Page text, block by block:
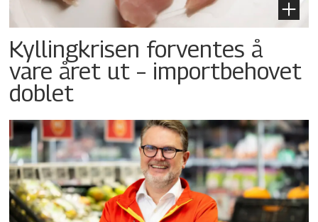
Kyllingkrisen forventes å
vare året ut – importbehovet
doblet